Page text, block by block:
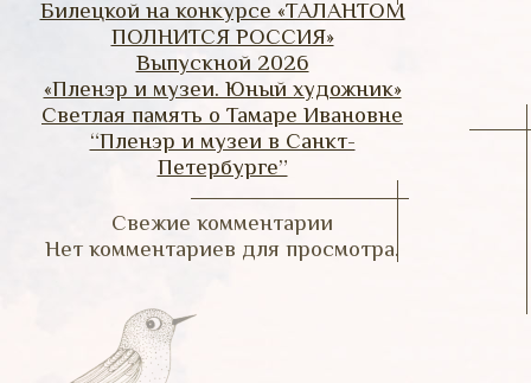
Билецкой на конкурсе «ТАЛАНТОМ
ПОЛНИТСЯ РОССИЯ»
Выпускной 2026
«Пленэр и музеи. Юный художник»
Светлая память о Тамаре Ивановне
“Пленэр и музеи в Санкт-
Петербурге”
Свежие комментарии
Нет комментариев для просмотра.